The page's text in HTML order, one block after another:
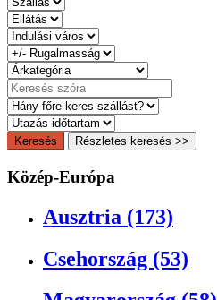
Keresés Részletes keresés >>
Közép-Európa
Ausztria (173)
Csehország (53)